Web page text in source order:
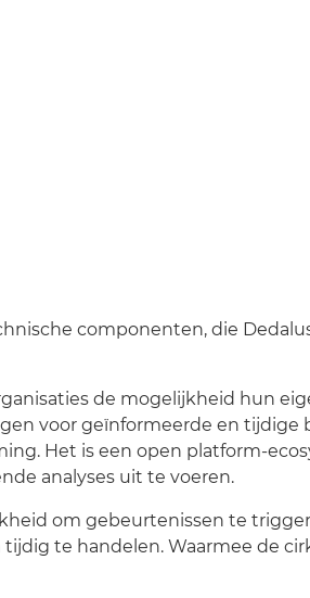
componenten, die
de mogelijkheid hun
voor geïnformeerde en tijdige
Het is een open platform-
analyses uit te voeren.
om gebeurtenissen te
te handelen. Waarmee de